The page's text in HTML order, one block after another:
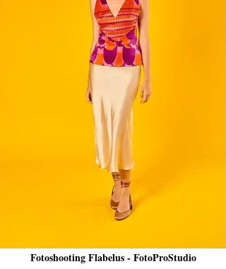
Fotoshooting Flabelus - FotoProStudio